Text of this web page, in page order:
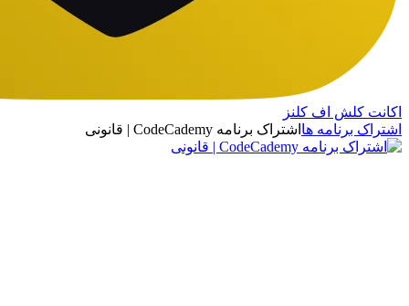
اکانت کلش اف کلنز
اشتراک برنامه ها اشتراک برنامه CodeCademy | قانونی